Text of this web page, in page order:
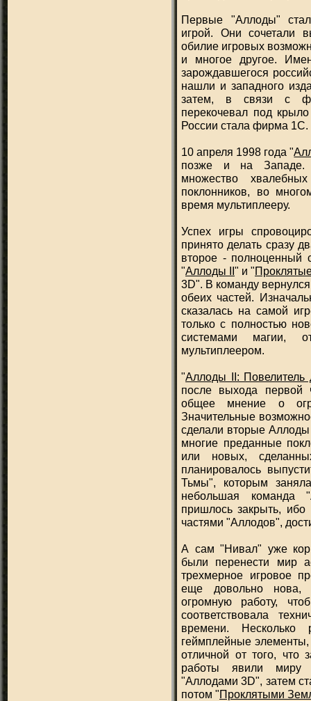
Первые "Аллоды"
игрой. Они сочетали
обилие игровых
и многое другое.
зарождавшегося
нашли и западного
затем, в связи с
перекочевал под
России стала фирма 1С.
10 апреля 1998 года "
позже и на Западе.
множество
поклонников, во
время мультиплееру.
Успех игры
принято делать сразу
второе - полноценный
"Аллоды II" и "
3D". В команду
обеих частей.
сказалась на самой
только с полностью
системами магии,
мультиплеером.
"Аллоды II: Повелитель
после выхода первой
общее мнение о
Значительные
сделали вторые
многие преданные
или новых,
планировалось
Тьмы", которым
небольшая команда
пришлось закрыть, ибо
частями "Аллодов",
А сам "Нивал" уже
были перенести мир
трехмерное игровое
еще довольно нова,
огромную работу,
соответствовала
времени. Несколько
геймплейные
отличной от того, что
работы явили миру
"Аллодами 3D", затем
потом "Проклятыми